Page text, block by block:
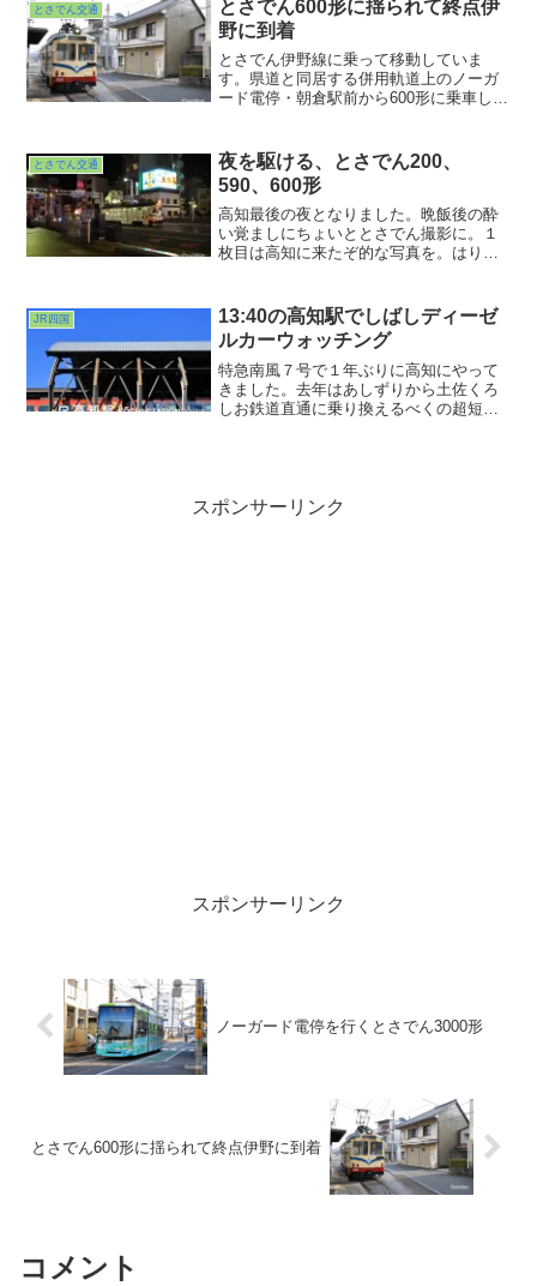
いせいか、体感的にものすごく速く感じ
ます。
とさでん交通
とさでん600形に揺られて終点伊
野に到着
とさでん伊野線に乗って移動していま
す。県道と同居する併用軌道上のノーガ
ード電停・朝倉駅前から600形に乗車しま
県道386号の北側に敷かれた専用軌道上を
進むようになりました。
とさでん交通
夜を駆ける、とさでん200、
590、600形
高知最後の夜となりました。晩飯後の酔
い覚ましにちょいととさでん撮影に。１
枚目は高知に来たぞ的な写真を。はりま
ったっけ？いろいろお酒はいただいたけ
ど土佐鶴はいただいたっけか？
JR四国
13:40の高知駅でしばしディーゼ
ルカーウォッチング
特急南風７号で１年ぶりに高知にやって
きました。去年はあしずりから土佐くろ
しお鉄道直通に乗り換えるべくの超短時
スポンサーリンク
スポンサーリンク
ノーガード電停を行くとさでん3000形
とさでん600形に揺られて終点伊野に到着
コメント